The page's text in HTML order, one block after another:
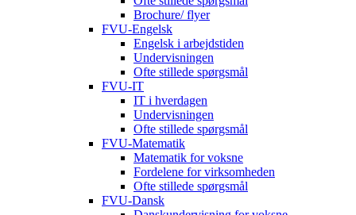
Brochure/ flyer
FVU-Engelsk
Engelsk i arbejdstiden
Undervisningen
Ofte stillede spørgsmål
FVU-IT
IT i hverdagen
Undervisningen
Ofte stillede spørgsmål
FVU-Matematik
Matematik for voksne
Fordelene for virksomheden
Ofte stillede spørgsmål
FVU-Dansk